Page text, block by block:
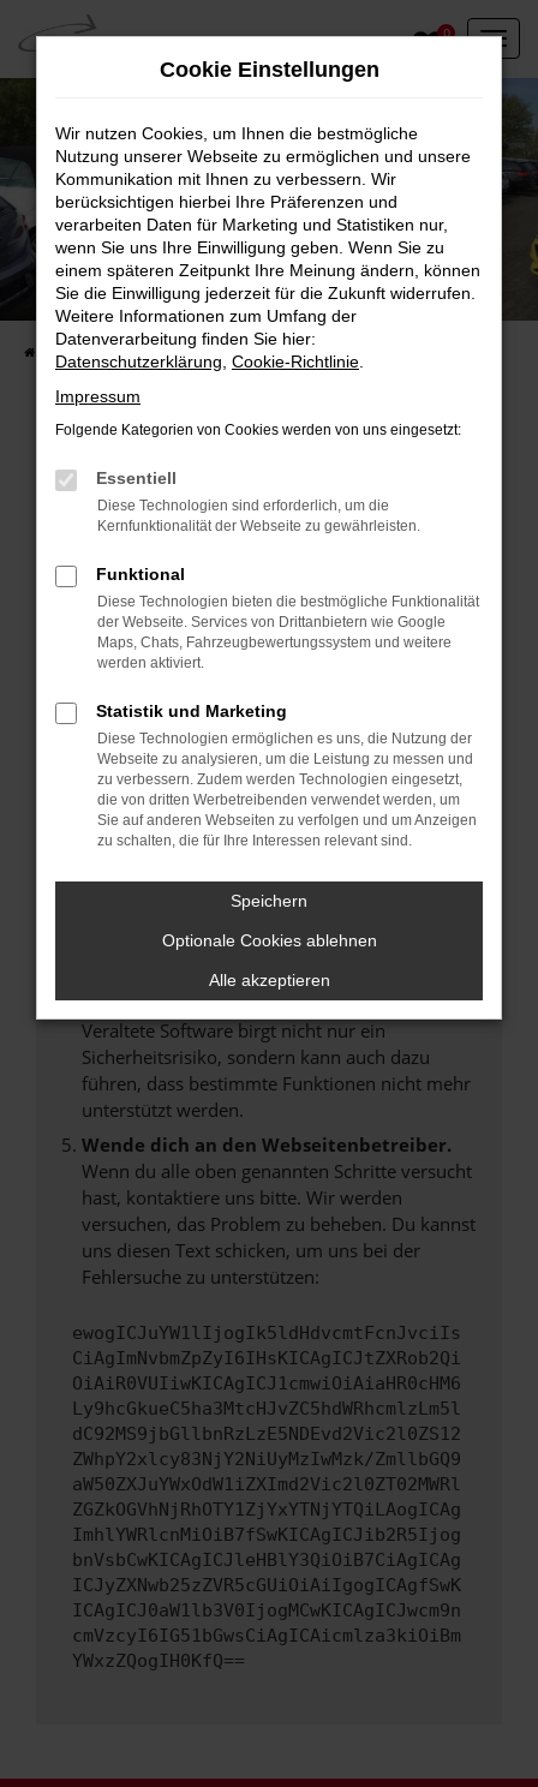
Zum
Hauptinhalt
springen
0
Unser Fahrzeugbestand vor Ort
Entdecken Sie unsere sofort verfügbaren
Fahrzeugangebote
Fehler: Network Error
Beim Laden ist ein Fehler aufgetreten.
Hier sind ein paar Tipps, die dir helfen können:
Überprüfe deine Firewall und deine
Internetverbindung.
Laden andere Webseiten, zum Beispiel deine
Suchmaschine?
Manche Erweiterungen, wie Werbeblocker,
können das Laden bestimmter Seiten
verhindern. Funktioniert die Seite in einem
anderen Browser oder in einem privaten
Fenster?
Das kann manchmal helfen, vorübergehende
Probleme zu beheben.
Stelle sicher, dass dein Browser und dein
Betriebssystem auf dem neuesten Stand
sind.
Veraltete Software birgt nicht nur ein
Sicherheitsrisiko, sondern kann auch dazu
führen, dass bestimmte Funktionen nicht mehr
unterstützt werden.
Wende dich an den Webseitenbetreiber.
Wenn du alle oben genannten Schritte versucht
hast, kontaktiere uns bitte. Wir werden
versuchen, das Problem zu beheben. Du kannst
uns diesen Text schicken, um uns bei der
Fehlersuche zu unterstützen:
ewogICJuYW1lIjogIk5ldHdvcmtFcnJvciIs
CiAgImNvbmZpZyI6IHsKICAgICJtZXRob2Qi
OiAiR0VUIiwKICAgICJ1cmwiOiAiaHR0cHM6
Ly9hcGkueC5ha3MtcHJvZC5hdWRhcmlzLm5l
dC92MS9jbGllbnRzLzE5NDEvd2Vic2l0ZS12
ZWhpY2xlcy83NjY2NiUyMzIwMzk/ZmllbGQ9
aW50ZXJuYWxOdW1iZXImd2Vic2l0ZT02MWRl
ZGZkOGVhNjRhOTY1ZjYxYTNjYTQiLAogICAg
ImhlYWRlcnMiOiB7fSwKICAgICJib2R5Ijog
bnVsbCwKICAgICJleHBlY3QiOiB7CiAgICAg
ICJyZXNwb25zZVR5cGUiOiAiIgogICAgfSwK
ICAgICJ0aW1lb3V0IjogMCwKICAgICJwcm9n
cmVzcyI6IG51bGwsCiAgICAicmlza3kiOiBm
YWxzZQogIH0KfQ==
Cookie Einstellungen
Wir nutzen Cookies, um Ihnen die bestmögliche
Nutzung unserer Webseite zu ermöglichen und unsere
Kommunikation mit Ihnen zu verbessern. Wir
berücksichtigen hierbei Ihre Präferenzen und
verarbeiten Daten für Marketing und Statistiken nur,
wenn Sie uns Ihre Einwilligung geben. Wenn Sie zu
einem späteren Zeitpunkt Ihre Meinung ändern, können
Sie die Einwilligung jederzeit für die Zukunft widerrufen.
Weitere Informationen zum Umfang der
Datenverarbeitung finden Sie hier:
Datenschutzerklärung Cookie-Richtlinie
Impressum
Folgende Kategorien von Cookies werden von uns eingesetzt:
Essentiell
Diese Technologien sind erforderlich, um die
Kernfunktionalität der Webseite zu gewährleisten.
Funktional
Diese Technologien bieten die bestmögliche Funktionalität
der Webseite. Services von Drittanbietern wie Google
Maps, Chats, Fahrzeugbewertungssystem und weitere
werden aktiviert.
Statistik und Marketing
Diese Technologien ermöglichen es uns, die Nutzung der
Webseite zu analysieren, um die Leistung zu messen und
zu verbessern. Zudem werden Technologien eingesetzt,
die von dritten Werbetreibenden verwendet werden, um
Sie auf anderen Webseiten zu verfolgen und um Anzeigen
zu schalten, die für Ihre Interessen relevant sind.
Speichern
Optionale Cookies ablehnen
Alle akzeptieren